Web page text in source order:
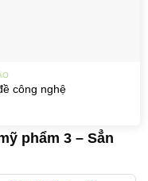
công nghệ
phẩm 3 – Sẳn